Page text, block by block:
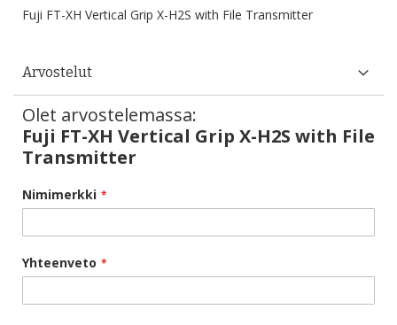
Fuji FT-XH Vertical Grip X-H2S with File Transmitter
Arvostelut
Olet arvostelemassa:
Fuji FT-XH Vertical Grip X-H2S with File
Transmitter
Nimimerkki
Yhteenveto